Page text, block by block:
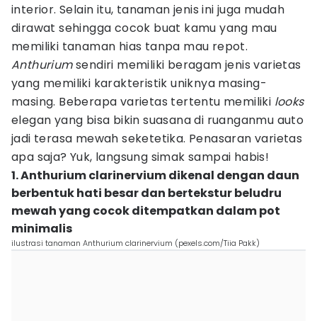
interior. Selain itu, tanaman jenis ini juga mudah
dirawat sehingga cocok buat kamu yang mau
memiliki tanaman hias tanpa mau repot.
Anthuriumsendiri memiliki beragam jenis varietas
yang memiliki karakteristik uniknya masing-
masing. Beberapa varietas tertentu memiliki looks
elegan yang bisa bikin suasana di ruanganmu auto
jadi terasa mewah seketetika. Penasaran varietas
apa saja? Yuk, langsung simak sampai habis!
1. Anthurium clarinervium dikenal dengan daun
berbentuk hati besar dan bertekstur beludru
mewah yang cocok ditempatkan dalam pot
minimalis
ilustrasi tanaman Anthurium clarinervium (pexels.com/Tiia Pakk)